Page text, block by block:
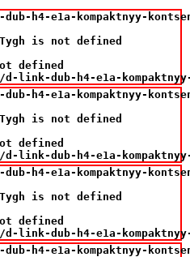
h4-e1a-kompaktnyy-
is not defined
defined
link-dub-h4-e1a-
e1a-kompaktnyy-
is not defined
defined
link-dub-h4-e1a-
h4-e1a-kompaktnyy-
is not defined
defined
link-dub-h4-e1a-
h4-e1a-kompaktnyy-